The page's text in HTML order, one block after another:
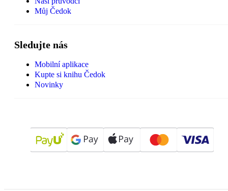
Můj Čedok
Sledujte nás
Mobilní aplikace
Kupte si knihu Čedok
Novinky